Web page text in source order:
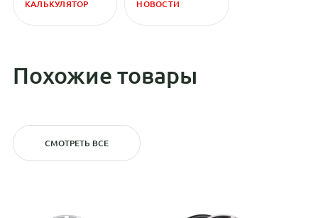
КАЛЬКУЛЯТОР НОВОСТИ
Похожие товары
СМОТРЕТЬ ВСЕ